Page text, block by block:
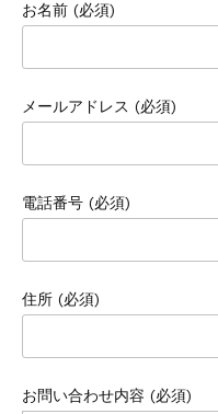
お名前 (必須)
メールアドレス (必須)
電話番号 (必須)
住所 (必須)
お問い合わせ内容 (必須)